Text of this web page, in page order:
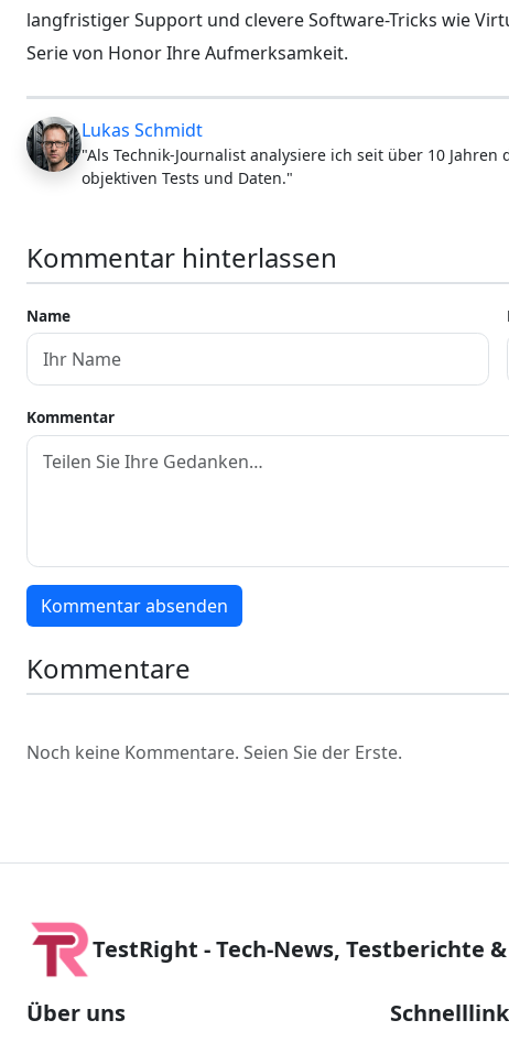
langfristiger Support und clevere Software-Tricks wie
Serie von Honor Ihre Aufmerksamkeit.
Lukas Schmidt
"Als Technik-Journalist analysiere ich seit über 10
objektiven Tests und Daten."
Kommentar hinterlassen
Name
Kommentar
Kommentar absenden
Kommentare
Noch keine Kommentare. Seien Sie der Erste.
TestRight - Tech-News, Testberichte
Über uns